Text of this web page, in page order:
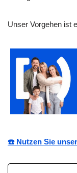
Unser Vorgehen ist
☎️ Nutzen Sie